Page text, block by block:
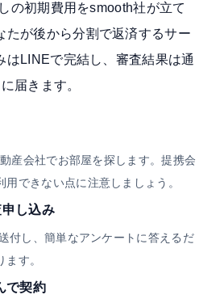
の初期費用をsmooth社が立て
たが後から分割で返済するサー
はLINEで完結し、審査結果は通
届きます。
産会社でお部屋を探します。提携会
用できない点に注意しましょう。
し込み
付し、簡単なアンケートに答えるだ
す。
で契約